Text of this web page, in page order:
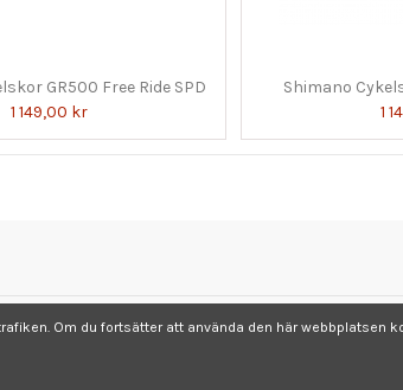
GR500 Free Ride SPD
1 149,00 kr
Shimano
1
Om du fortsätter att använda den här webbplatsen